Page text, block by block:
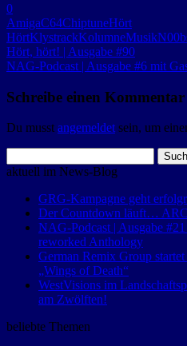
0
AmigaC64ChiptuneHört
HörtKlystrackKolumneMusik
Hört, hört! | Ausgabe #90
NAG-Podcast | Ausgabe #6 mit
Schreibe einen Kommentar
Du musst angemeldet sein, um
nach:
aktuell im News-Blog
GRG-Kampagne geht
Der Countdown läuft…
NAG-Podcast | Ausgabe
reworked Anthology
German Remix Group
„Wings of Death“
WestVisions im
am Zwölften!
beliebte Themen